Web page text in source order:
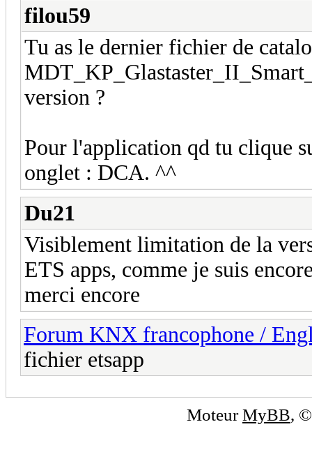
filou59
Tu as le dernier fichier de
version ?
Pour l'application qd tu clique
onglet : DCA. ^^
Du21
Visiblement limitation de la
ETS apps, comme je suis
merci encore
Forum KNX francophone /
fichier etsapp
MoteurMyBB,